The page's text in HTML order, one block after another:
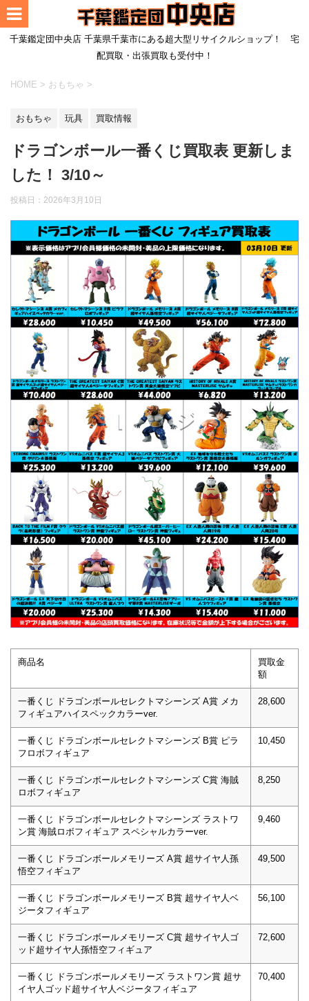
千葉鑑定団中央店 千葉県千葉市にある超大型リサイクルショップ！ 宅
配買取・出張買取も受付中！
HOME > おもちゃ >
おもちゃ 玩具 買取情報
ドラゴンボール一番くじ買取表 更新しま
した！ 3/10～
投稿日： 2026年3月10日
商品名
買取金
額
一番くじ ドラゴンボールセレクトマシーンズ A賞 メカ
フィギュアハイスペックカラーver.
28,600
一番くじ ドラゴンボールセレクトマシーンズ B賞 ピラ
フロボフィギュア
10,450
一番くじ ドラゴンボールセレクトマシーンズ C賞 海賊
ロボフィギュア
8,250
一番くじ ドラゴンボールセレクトマシーンズ ラストワ
ン賞 海賊ロボフィギュア スペシャルカラーver.
9,460
一番くじ ドラゴンボールメモリーズ A賞 超サイヤ人孫
悟空フィギュア
49,500
一番くじ ドラゴンボールメモリーズ B賞 超サイヤ人ベ
ジータフィギュア
56,100
一番くじ ドラゴンボールメモリーズ C賞 超サイヤ人ゴ
ッド超サイヤ人孫悟空フィギュア
72,600
一番くじ ドラゴンボールメモリーズ ラストワン賞 超サ
イヤ人ゴッド超サイヤ人ベジータフィギュア
70,400